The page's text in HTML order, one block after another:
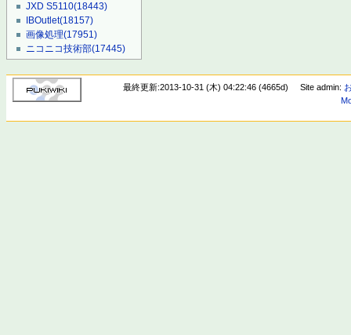
JXD S5110(18443)
IBOutlet(18157)
画像処理(17951)
ニコニコ技術部(17445)
最終更新:2013-10-31 (木) 04:22:46 (4665d) Site admin: